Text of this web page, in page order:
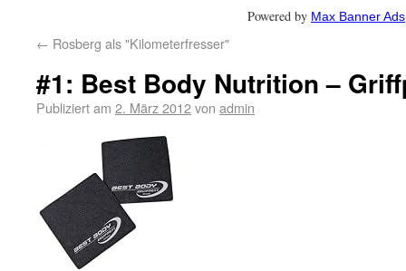
Powered by Max Banner Ads
← Rosberg als "Kilometerfresser"
#1: Best Body Nutrition –
Publiziert am 2. März 2012von admin